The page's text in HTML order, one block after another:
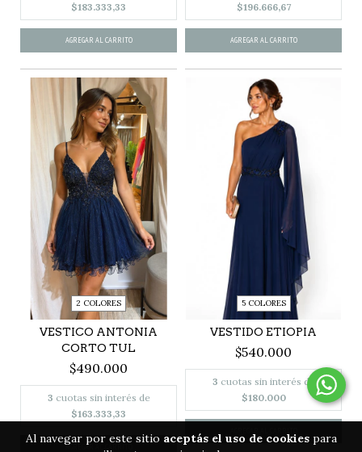
Al navegar por este sitio aceptás el uso de cookiespara
$183.333,33
AGREGAR AL CARRITO
$196.666,67
AGREGAR AL CARRITO
2 COLORES
VESTICO ANTONIA
CORTO TUL
$490.000
3 cuotas sin interés de
$163.333,33
AGREGAR AL CARRITO
5 COLORES
VESTIDO ETIOPIA
$540.000
3 cuotas sin interés de
$180.000